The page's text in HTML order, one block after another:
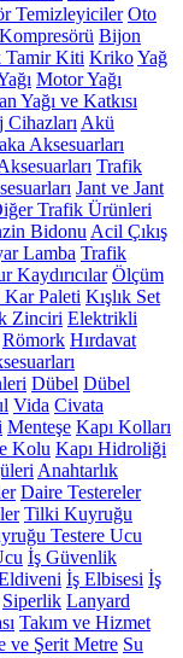
Temizleyiciler Oto
Bijon
Tamir Kiti KrikoYağ
Motor Yağı
Yağı ve Katkısı
Cihazları Akü
Aksesuarları
Trafik
Jant ve Jant
Trafik Ürünleri
Bidonu Acil Çıkış
Lamba Trafik
Kaydırıcılar Ölçüm
Paleti Kışlık Set
Zinciri Elektrikli
Römork Hırdavat
Dübel Dübel
Vida Civata
Menteşe Kapı Kolları
Kolu Kapı Hidroliği
Anahtarlık
Daire Testereler
Tilki Kuyruğu
Testere Ucu
İş Güvenlik
İş Elbisesi İş
Siperlik Lanyard
Takım ve Hizmet
ve Şerit Metre Su